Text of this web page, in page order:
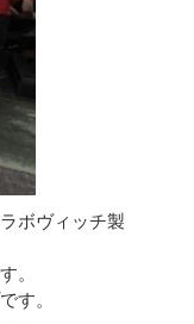
ボヴィッチ製
。
す。